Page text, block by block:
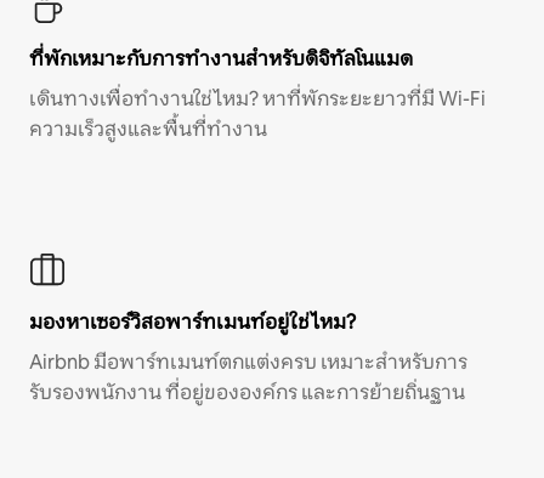
ที่พักเหมาะกับการทำงานสำหรับดิจิทัลโนแมด
เดินทางเพื่อทำงานใช่ไหม? หาที่พักระยะยาวที่มี Wi-Fi
ความเร็วสูงและพื้นที่ทำงาน
มองหาเซอร์วิสอพาร์ทเมนท์อยู่ใช่ไหม?
Airbnb มีอพาร์ทเมนท์ตกแต่งครบ เหมาะสำหรับการ
รับรองพนักงาน ที่อยู่ขององค์กร และการย้ายถิ่นฐาน